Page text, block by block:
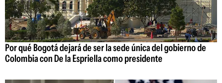
Por qué Bogotá dejará de ser la sede única del gobierno de
Colombia con De la Espriella como presidente